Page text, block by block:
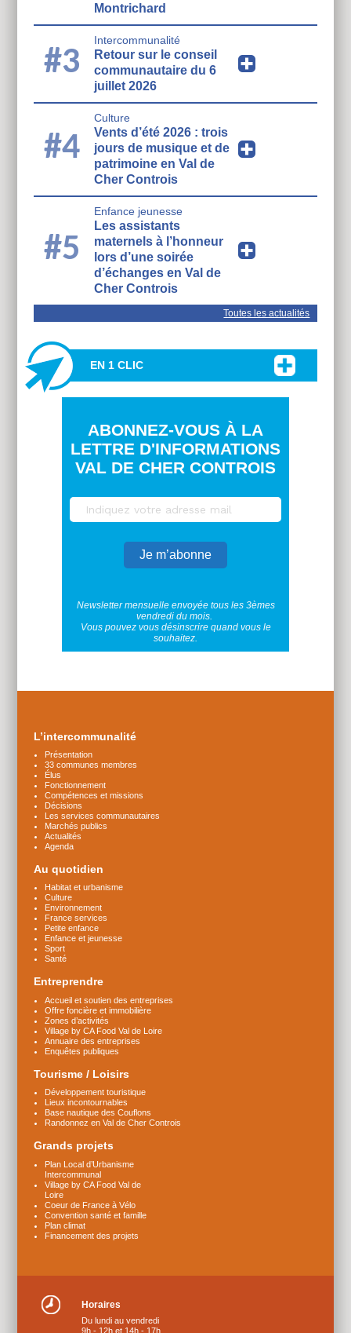
Montrichard
#3
Intercommunalité
Retour sur le conseil
communautaire du 6
juillet 2026
#4
Culture
Vents d’été 2026 : trois
jours de musique et de
patrimoine en Val de
Cher Controis
#5
Enfance jeunesse
Les assistants
maternels à l’honneur
lors d’une soirée
d’échanges en Val de
Cher Controis
Toutes les actualités
EN 1 CLIC
ABONNEZ-VOUS À LA
LETTRE D'INFORMATIONS
VAL DE CHER CONTROIS
Newsletter mensuelle envoyée tous les 3èmes
vendredi du mois.
Vous pouvez vous désinscrire quand vous le
souhaitez.
L’intercommunalité
Présentation
33 communes membres
Élus
Fonctionnement
Compétences et missions
Décisions
Les services communautaires
Marchés publics
Actualités
Agenda
Au quotidien
Habitat et urbanisme
Culture
Environnement
France services
Petite enfance
Enfance et jeunesse
Sport
Santé
Entreprendre
Accueil et soutien des entreprises
Offre foncière et immobilière
Zones d’activités
Village by CA Food Val de Loire
Annuaire des entreprises
Enquêtes publiques
Tourisme / Loisirs
Développement touristique
Lieux incontournables
Base nautique des Couflons
Randonnez en Val de Cher Controis
Grands projets
Plan Local d’Urbanisme
Intercommunal
Village by CA Food Val de
Loire
Coeur de France à Vélo
Convention santé et famille
Plan climat
Financement des projets
Horaires
Du lundi au vendredi
9h - 12h et 14h - 17h